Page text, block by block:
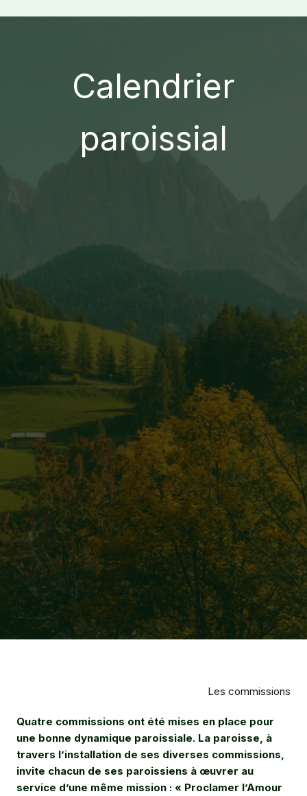
Calendrier
paroissial
Les commissions
Quatre commissions ont été mises en place pour
une bonne dynamique paroissiale. La paroisse, à
travers l’installation de ses diverses commissions,
invite chacun de ses paroissiens à œuvrer au
service d’une même mission : « Proclamer l’Amour